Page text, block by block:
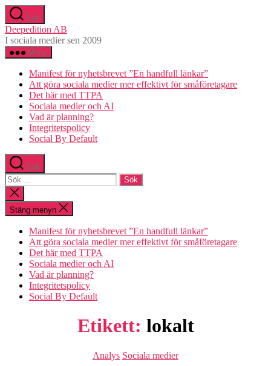
Hoppa
till
innehåll
Sök
Deepedition AB
I sociala medier sen 2009
Meny
Manifest för nyhetsbrevet ”En handfull länkar”
Att göra sociala medier mer effektivt för småföretagare
Det här med TTPA
Sociala medier och AI
Vad är planning?
Integritetspolicy
Social By Default
Sök
Sök
efter:
Stäng
sökningen
Stäng menyn
Manifest för nyhetsbrevet ”En handfull länkar”
Att göra sociala medier mer effektivt för småföretagare
Det här med TTPA
Sociala medier och AI
Vad är planning?
Integritetspolicy
Social By Default
Etikett: lokalt
Kategorier
Analys Sociala medier